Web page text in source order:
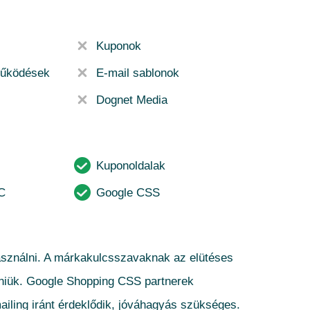
Kuponok
E-mail sablonok
Dognet Media
Kuponoldalak
Google CSS
A márkakulcsszavaknak az elütéses
Google Shopping CSS partnerek
iránt érdeklődik, jóváhagyás szükséges.